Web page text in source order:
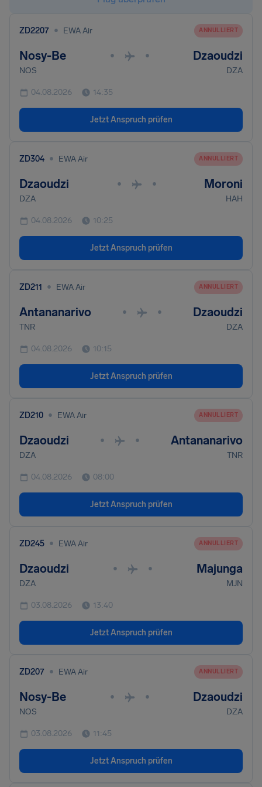
ZD2207 • EWA Air ANNULLIERT
Nosy-Be • • Dzaoudzi
NOS DZA
04.08.2026 14:35
Jetzt Anspruch prüfen
ZD304 • EWA Air ANNULLIERT
Dzaoudzi • • Moroni
DZA HAH
04.08.2026 10:25
Jetzt Anspruch prüfen
ZD211 • EWA Air ANNULLIERT
Antananarivo • • Dzaoudzi
TNR DZA
04.08.2026 10:15
Jetzt Anspruch prüfen
ZD210 • EWA Air ANNULLIERT
Dzaoudzi • • Antananarivo
DZA TNR
04.08.2026 08:00
Jetzt Anspruch prüfen
ZD245 • EWA Air ANNULLIERT
Dzaoudzi • • Majunga
DZA MJN
03.08.2026 13:40
Jetzt Anspruch prüfen
ZD207 • EWA Air ANNULLIERT
Nosy-Be • • Dzaoudzi
NOS DZA
03.08.2026 11:45
Jetzt Anspruch prüfen